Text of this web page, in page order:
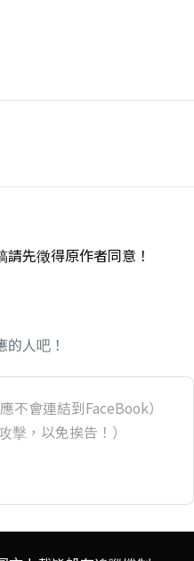
先徵得原作者同意！
人吧！
應不會連結到FaceBook）
擊，以免挨告！）